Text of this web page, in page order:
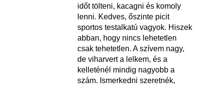
időt tölteni, kacagni és komoly
lenni. Kedves, őszinte picit
sportos testalkatú vagyok. Hiszek
abban, hogy nincs lehetetlen
csak tehetetlen. A szívem nagy,
de viharvert a lelkem, és a
kelleténél mindig nagyobb a
szám. Ismerkedni szeretnék,